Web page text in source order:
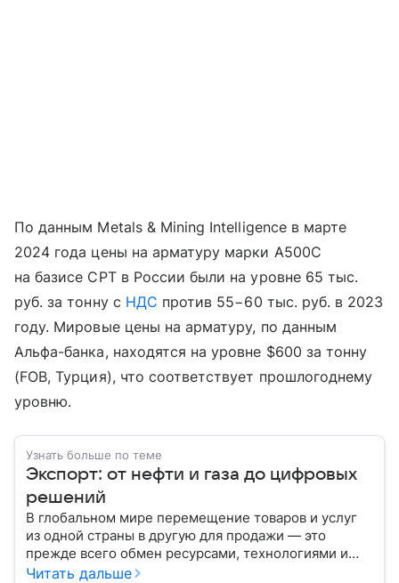
По данным Metals & Mining Intelligence в марте
2024 года цены на арматуру марки A500C
на базисе CPT в России были на уровне 65 тыс.
руб. за тонну с НДС против 55−60 тыс. руб. в 2023
году. Мировые цены на арматуру, по данным
Альфа-банка, находятся на уровне $600 за тонну
(FOB, Турция), что соответствует прошлогоднему
уровню.
Узнать больше по теме
Экспорт: от нефти и газа до цифровых
решений
В глобальном мире перемещение товаров и услуг
из одной страны в другую для продажи — это
прежде всего обмен ресурсами, технологиями и
культурой. В статье разберем, как работает экспорт
Читать дальше